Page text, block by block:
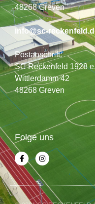
48268 Greven
info@sc-
Postanschrift:
SC Reckenfeld 1928
Wittlerdamm 42
48268 Greven
Folge uns